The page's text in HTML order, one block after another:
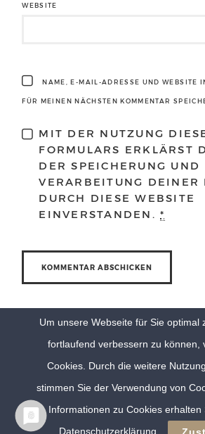
WEBSITE
NAME, E-MAIL-ADRESSE UND WEBSITE
FÜR MEINEN NÄCHSTEN KOMMENTAR
MIT DER NUTZUNG
FORMULARS ERKLÄRST
DER SPEICHERUNG UND
VERARBEITUNG DEINER
DURCH DIESE WEBSITE
EINVERSTANDEN.*
© Eva Berten Photography |
Um unsere Webseite für Sie optimal
fortlaufend verbessern zu können,
Cookies. Durch die weitere
stimmen Sie der Verwendung von
Informationen zu Cookies erhalten
Datenschutzerklärung